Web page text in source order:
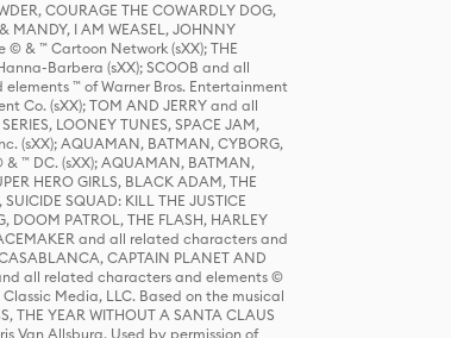
COURAGE THE COWARDLY DOG,
MANDY, I AM WEASEL, JOHNNY
& ™ Cartoon Network (sXX); THE
Barbera (sXX); SCOOB and all
™ of Warner Bros. Entertainment
Co. (sXX); TOM AND JERRY and all
LOONEY TUNES, SPACE JAM,
(sXX); AQUAMAN, BATMAN, CYBORG,
& ™ DC. (sXX); AQUAMAN, BATMAN,
HERO GIRLS, BLACK ADAM, THE
SQUAD: KILL THE JUSTICE
DOOM PATROL, THE FLASH, HARLEY
and all related characters and
CAPTAIN PLANET AND
and all related characters and elements ©
Media, LLC. Based on the musical
THE YEAR WITHOUT A SANTA CLAUS
Van Allsburg. Used by permission of